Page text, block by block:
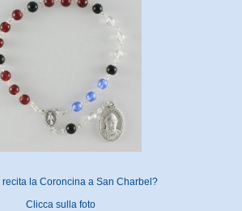
recita la Coroncina a San Charbel?
Clicca sulla foto